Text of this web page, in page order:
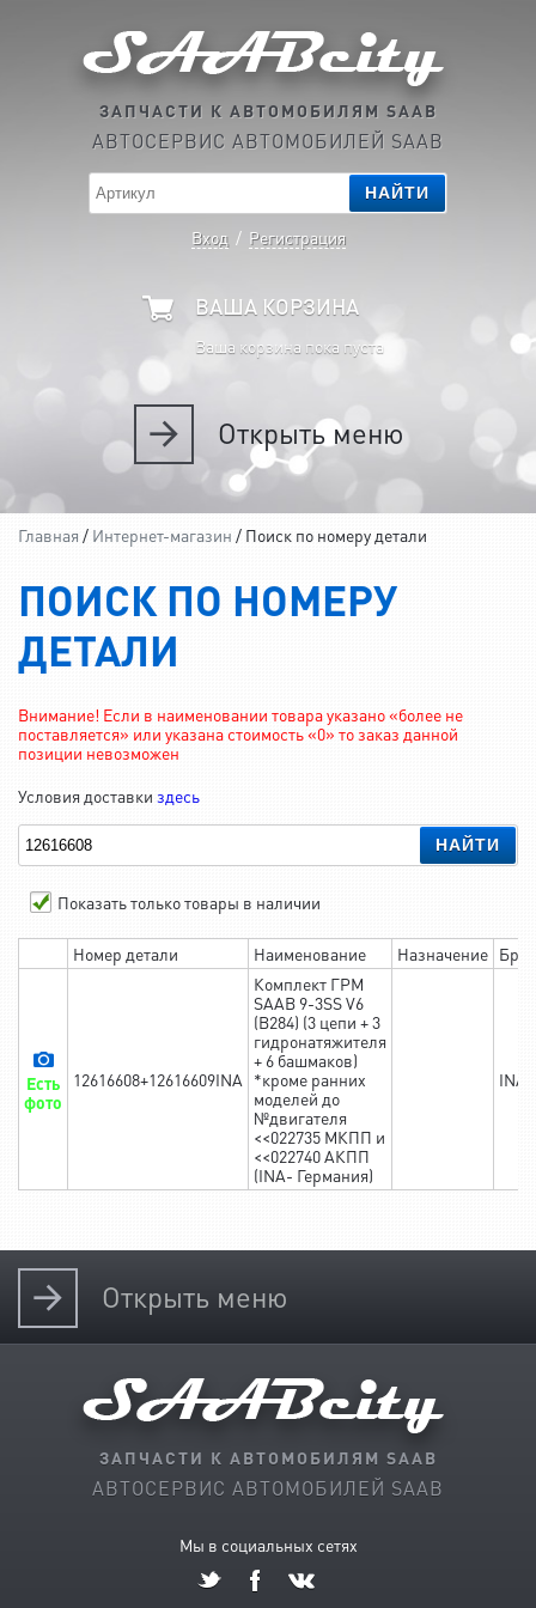
ЗАПЧАСТИ К АВТОМОБИЛЯМ SAAB
АВТОСЕРВИС АВТОМОБИЛЕЙ SAAB
НАЙТИ
Вход / Регистрация
ВАША КОРЗИНА
Ваша корзина пока пуста
Открытьменю
Главная / Интернет-магазин / Поиск по номеру детали
ПОИСК ПО НОМЕРУ
ДЕТАЛИ
Внимание! Если в наименовании товара указано «более не
поставляется» или указана стоимость «0» то заказ данной
позиции невозможен
Условия доставки здесь
НАЙТИ
Показать только товары в наличии
Номер детали Наименование Назначение
Есть
фото
12616608+12616609INA
Комплект ГРМ
SAAB 9-3SS V6
(B284) (3 цепи + 3
гидронатяжителя
+ 6 башмаков)
*кроме ранних
моделей до
№двигателя
<<022735 МКПП и
<<022740 АКПП
(INA- Германия)
INA
Открыть меню
ЗАПЧАСТИ К АВТОМОБИЛЯМ SAAB
АВТОСЕРВИС АВТОМОБИЛЕЙ SAAB
Мы в социальных сетях